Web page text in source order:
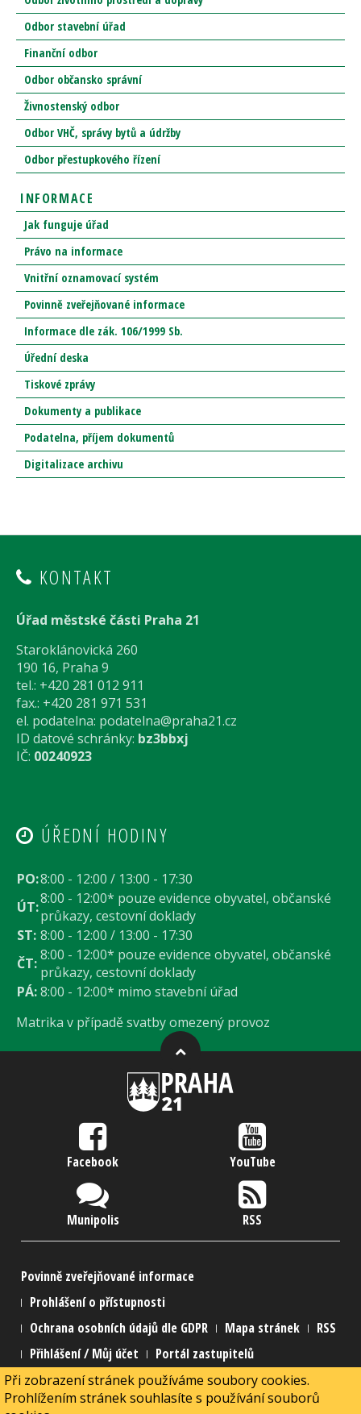
Odbor stavební úřad
Finanční odbor
Odbor občansko správní
Živnostenský odbor
Odbor VHČ, správy bytů a údržby
Odbor přestupkového řízení
INFORMACE
Jak funguje úřad
Právo na informace
Vnitřní oznamovací systém
Povinně zveřejňované informace
Informace dle zák. 106/1999 Sb.
Úřední deska
Tiskové zprávy
Dokumenty a publikace
Podatelna, příjem dokumentů
Digitalizace archivu
KONTAKT
Úřad městské části Praha 21
Staroklánovická 260
190 16, Praha 9
tel.: +420 281 012 911
fax.: +420 281 971 531
el. podatelna: podatelna@praha21.cz
ID datové schránky: bz3bbxj
IČ: 00240923
ÚŘEDNÍ HODINY
PO:8:00 - 12:00 / 13:00 - 17:30
ÚT:8:00 - 12:00* pouze evidence obyvatel, občanské
průkazy, cestovní doklady
ST: 8:00 - 12:00 / 13:00 - 17:30
ČT:8:00 - 12:00* pouze evidence obyvatel, občanské
průkazy, cestovní doklady
PÁ:8:00 - 12:00* mimo stavební úřad
Matrika v případě svatby omezený provoz
Facebook YouTube
Munipolis RSS
Povinně zveřejňované informace
Prohlášení o přístupnosti
Ochrana osobních údajů dle GDPR
Mapa stránek
RSS
Přihlášení / Můj účet
Portál zastupitelů
2015 Městská část Praha 21
2015 Webmaster
Při zobrazení stránek používáme soubory cookies.
Prohlížením stránek souhlasíte s používání souborů